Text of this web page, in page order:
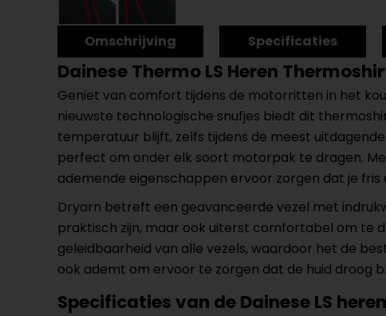
Omschrijving Specificaties
Dainese Thermo LS Heren
Geniet van comfort tijdens de motorritten in het
nieuwste technologische snufjes biedt dit
temperatuur blijft, zelfs tijdens de meest
perfect om onder elk soort motorpak te dragen.
ademende eigenschappen ervoor zorgen dat je fris
Dryarn betreft een geavanceerde vezel met
praktisch zijn, maar ook uiterst comfortabel om te
geleidbaarheid van alle vezels, waardoor het de
ook ademt om ervoor te zorgen dat de huid droog
Specificaties van de Dainese LS